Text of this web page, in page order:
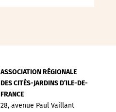
ASSOCIATION RÉGIONALE
DES CITÉS-JARDINS D’ILE-DE-
FRANCE
28, avenue Paul Vaillant